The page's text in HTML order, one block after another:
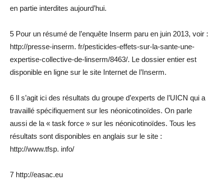
en partie interdites aujourd’hui.
5 Pour un résumé de l’enquête Inserm paru en juin 2013, voir :
http://presse-inserm. fr/pesticides-effets-sur-la-sante-une-
expertise-collective-de-linserm/8463/. Le dossier entier est
disponible en ligne sur le site Internet de l’Inserm.
6 Il s’agit ici des résultats du groupe d’experts de l’UICN qui a
travaillé spécifiquement sur les néonicotinoïdes. On parle
aussi de la « task force » sur les néonicotinoïdes. Tous les
résultats sont disponibles en anglais sur le site :
http://www.tfsp. info/
7 http://easac.eu